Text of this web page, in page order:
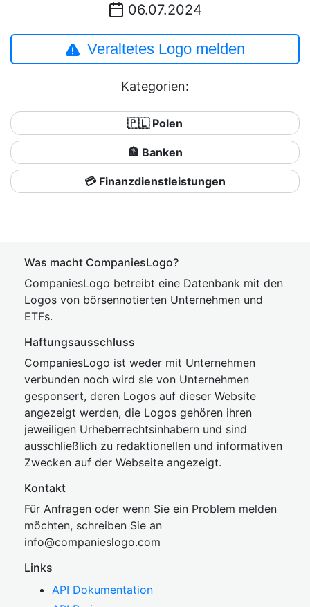
06.07.2024
Veraltetes Logo melden
Kategorien:
🇵🇱 Polen
🏦 Banken
💳 Finanzdienstleistungen
Was macht CompaniesLogo?
CompaniesLogo betreibt eine Datenbank mit den
Logos von börsennotierten Unternehmen und
ETFs.
Haftungsausschluss
CompaniesLogo ist weder mit Unternehmen
verbunden noch wird sie von Unternehmen
gesponsert, deren Logos auf dieser Website
angezeigt werden, die Logos gehören ihren
jeweiligen Urheberrechtsinhabern und sind
ausschließlich zu redaktionellen und informativen
Zwecken auf der Webseite angezeigt.
Kontakt
Für Anfragen oder wenn Sie ein Problem melden
möchten, schreiben Sie an
info@companieslogo.com
Links
API Dokumentation